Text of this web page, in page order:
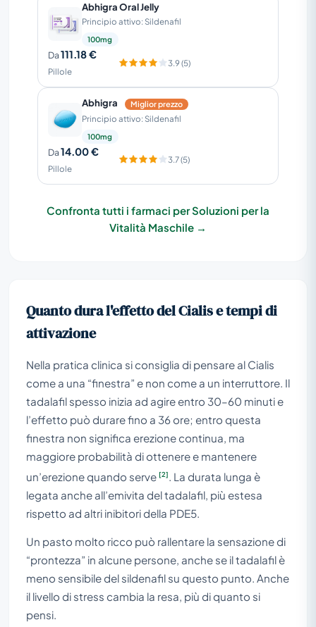
Abhigra Oral Jelly
Principio attivo: Sildenafil
100mg
Da111.18 €
Pillole
3.9 (5)
Abhigra Miglior prezzo
Principio attivo: Sildenafil
100mg
Da14.00 €
Pillole
3.7 (5)
Confronta tutti i farmaci per Soluzioni per la
Vitalità Maschile →
Quanto dura l'effetto del Cialis e tempi di
attivazione
Nella pratica clinica si consiglia di pensare al Cialis
come a una “finestra” e non come a un interruttore. Il
tadalafil spesso inizia ad agire entro 30–60 minuti e
l’effetto può durare fino a 36 ore; entro questa
finestra non significa erezione continua, ma
maggiore probabilità di ottenere e mantenere
un’erezione quando serve [2]
. La durata lunga è
legata anche all’emivita del tadalafil, più estesa
rispetto ad altri inibitori della PDE5.
Un pasto molto ricco può rallentare la sensazione di
“prontezza” in alcune persone, anche se il tadalafil è
meno sensibile del sildenafil su questo punto. Anche
il livello di stress cambia la resa, più di quanto si
pensi.